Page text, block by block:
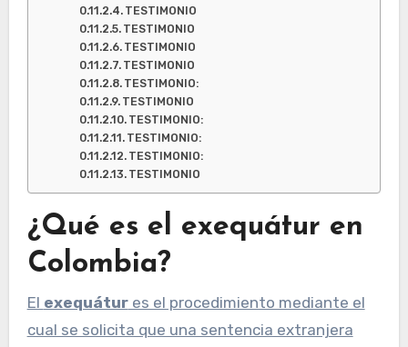
TESTIMONIO
TESTIMONIO
TESTIMONIO
TESTIMONIO
TESTIMONIO:
TESTIMONIO
TESTIMONIO:
TESTIMONIO:
TESTIMONIO:
TESTIMONIO
¿Qué es el exequátur en
Colombia?
El exequátures el procedimiento mediante el
cual se solicita que una sentencia extranjera